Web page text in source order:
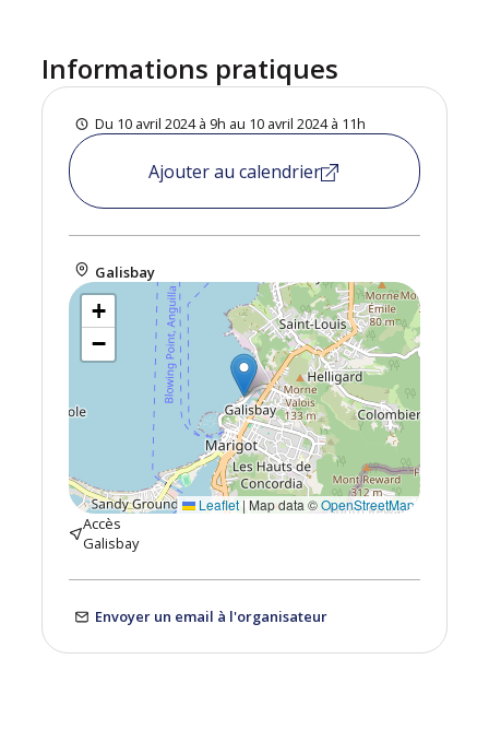
Informations pratiques
Du 10 avril 2024 à 9h au 10 avril 2024 à 11h
Ajouter au calendrier
Galisbay
+
−
Leaflet | Map data ©OpenStreetMap
Accès
Galisbay
Envoyer un email à l'organisateur